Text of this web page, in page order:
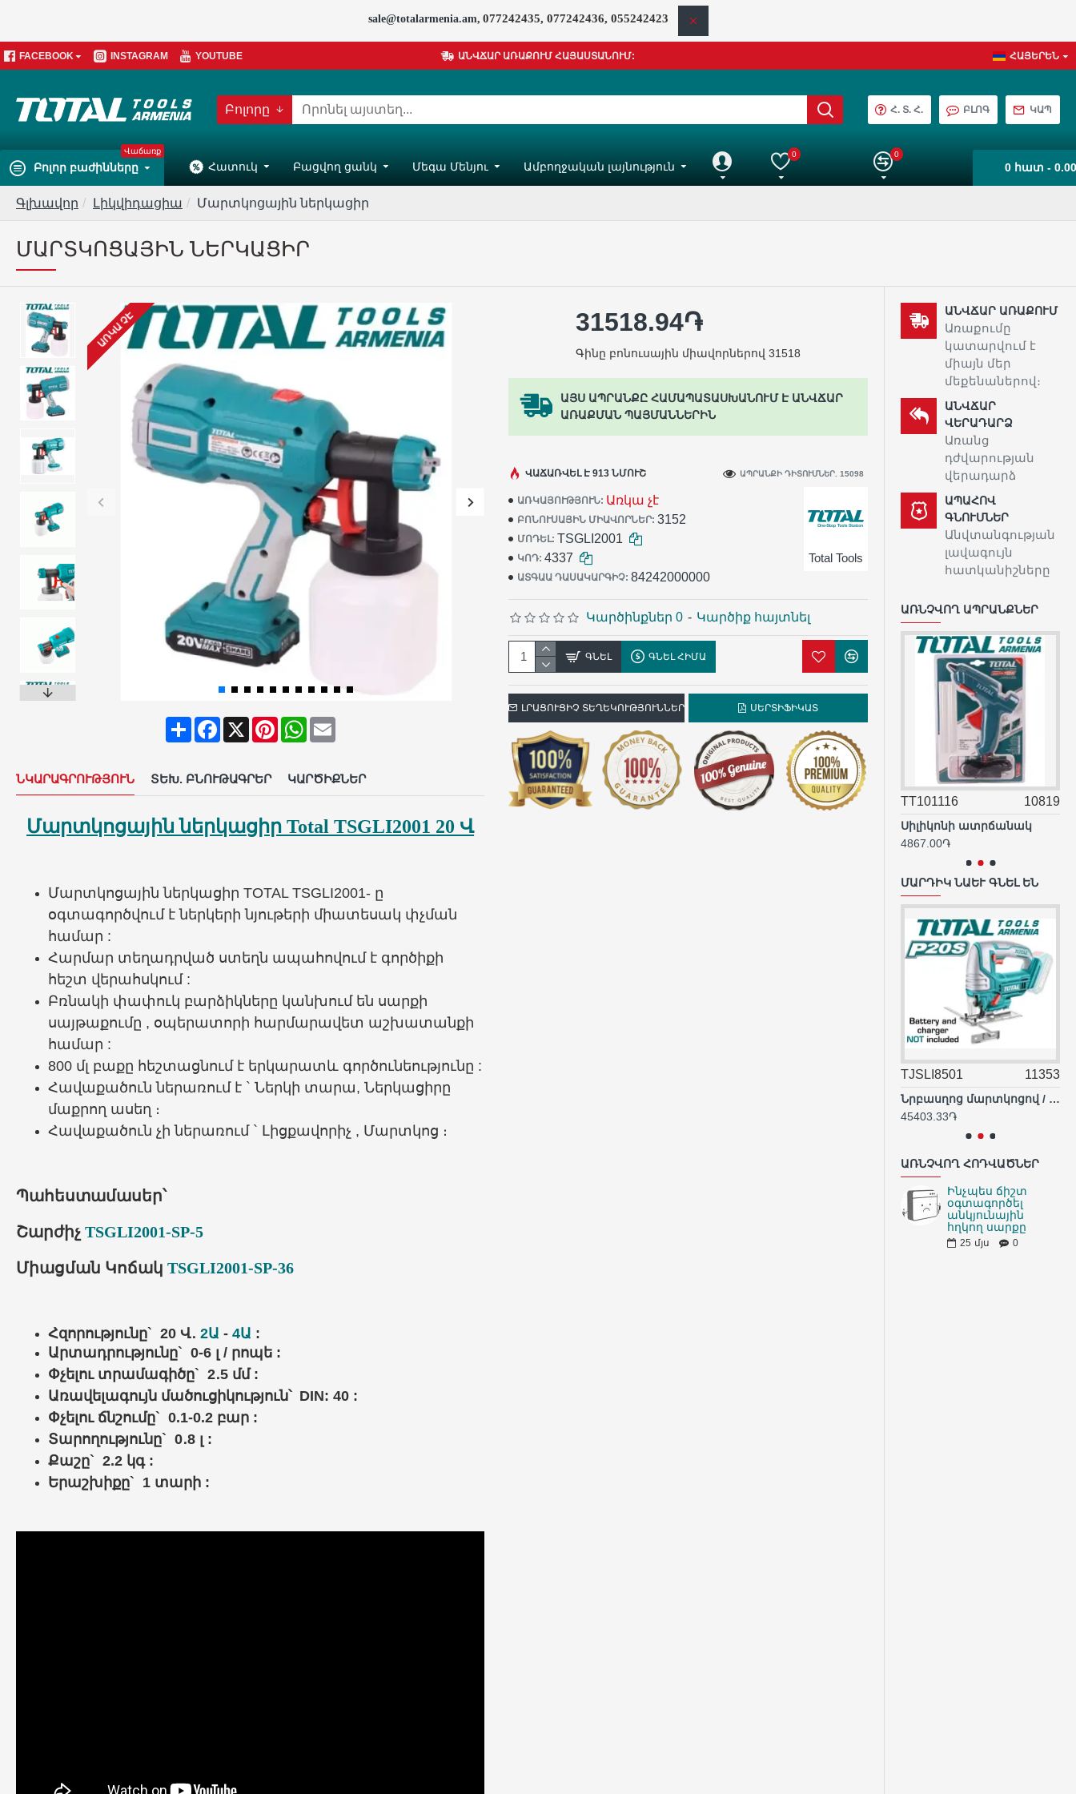
sale@totalarmenia.am, 077242435, 077242436, 055242423
FACEBOOK INSTAGRAM YOUTUBE ԱՆՎՃԱՐ ԱՌԱՔՈՒՄ ՀԱՅԱՍՏԱՆՈՒՄ: ՀԱՅԵՐԵՆ
Բոլորը Հ. Տ. Հ. ԲԼՈԳ ԿԱՊ
Բոլոր բաժինները
Վաճառք
Հատուկ Բացվող ցանկ Մեգա Մենյու Ամբողջական լայնություն
Հաշիվ Իմ ընտրանին
0
Ապրանքների Համեմատում
0
0 հատ -
Գլխավոր Լիկվիդացիա Մարտկոցային ներկացիր
ՄԱՐՏԿՈՑԱՅԻՆ ՆԵՐԿԱՑԻՐ
ԱՌԿԱ ՉԷ
ShareFacebook
X PinterestWhatsApp
Email
ՆԿԱՐԱԳՐՈՒԹՅՈՒՆ ՏԵԽ. ԲՆՈՒԹԱԳՐԵՐ ԿԱՐԾԻՔՆԵՐ
Մարտկոցային ներկացիր Total TSGLI2001 20 Վ
Մարտկոցային ներկացիր TOTAL TSGLI2001- ը
օգտագործվում է ներկերի նյութերի միատեսակ փչման
համար :
Հարմար տեղադրված ստեղն ապահովում է գործիքի
հեշտ վերահսկում :
Բռնակի փափուկ բարձիկները կանխում են սարքի
սայթաքումը , օպերատորի հարմարավետ աշխատանքի
համար :
800 մլ բաքը հեշտացնում է երկարատև գործունեությունը :
Հավաքածուն ներառում է ` Ներկի տարա, Ներկացիրը
մաքրող ասեղ ։
Հավաքածուն չի ներառում ` Լիցքավորիչ , Մարտկոց ։
Պահեստամասեր՝
Շարժիչ TSGLI2001-SP-5
Միացման Կոճակ TSGLI2001-SP-36
Հզորությունը` 20 Վ․ 2Ա - 4Ա :
Արտադրությունը` 0-6 լ / րոպե :
Փչելուտրամագիծը` 2․5 մմ :
Առավելագույն մածուցիկություն՝ DIN: 40 :
Փչելու ճնշումը` 0.1-0.2 բար :
Տարողությունը` 0․8 լ :
Քաշը` 2.2 կգ :
Երաշխիքը` 1 տարի :
ԱՅՍ ԱՊՐԱՆՔԸ ՀԱՄԱՊԱՏԱՍԽԱՆՈՒՄ Է ԱՆՎՃԱՐ
ԱՌԱՔՄԱՆ ՊԱՅՄԱՆՆԵՐԻՆ
ԱՌԿԱՅՈՒԹՅՈՒՆ: Առկա չէ
ԲՈՆՈՒՍԱՅԻՆ ՄԻԱՎՈՐՆԵՐ: 3152
ՄՈԴԵԼ: TSGLI2001
ԿՈԴ: 4337
ԱՏԳԱԱ ԴԱՍԱԿԱՐԳԻՉ: 84242000000
Total Tools
ՎԱՃԱՌՎԵԼ Է 913 ՆՄՈՒՇ ԱՊՐԱՆՔԻ ԴԻՏՈՒՄՆԵՐ. 15098
Կարծինքներ 0 - Կարծիք հայտնել
31518.94֏
Գինը բոնուսային միավորներով 31518
ԳՆԵԼ ԳՆԵԼ ՀԻՄԱ
ԼՐԱՑՈՒՑԻՉ ՏԵՂԵԿՈՒԹՅՈՒՆՆԵՐ ՍԵՐՏԻՖԻԿԱՏ
ԱՆՎՃԱՐ ԱՌԱՔՈՒՄ
Առաքումը
կատարվում է
միայն մեր
մեքենաներով։
ԱՆՎՃԱՐ
ՎԵՐԱԴԱՐՁ
Առանց
դժվարության
վերադարձ
ԱՊԱՀՈՎ
ԳՆՈՒՄՆԵՐ
Անվտանգության
լավագույն
հատկանիշները
ԱՌՆՉՎՈՂ ԱՊՐԱՆՔՆԵՐ
PBCA16008 14471TT101116
Սիլիկոնի ատրճանակ
TGGLI2001
ՄԱՐԴԻԿ ՆԱԵՒ ԳՆԵԼ ԵՆ
TJSLI8501
Նրբասղոց մարտկոցով / 20Վ / 2Ա - 4Ա
45403.33֏
ԱՌՆՉՎՈՂ ՀՈԴՎԱԾՆԵՐ
Ինչպես ճիշտ
օգտագործել
անկյունային
հղկող սարքը
25 մյս 0